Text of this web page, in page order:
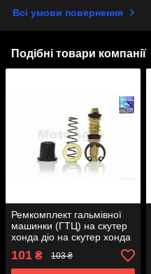
Всі умови повернення
Подібні товари компанії
Ремкомплект гальмівної
машинки (ГТЦ) на скутер
хонда діо на скутер хонда
такт на скутер хонда леад
зі шнеком "LIPAI" AT-9626
101 ₴ 103 ₴